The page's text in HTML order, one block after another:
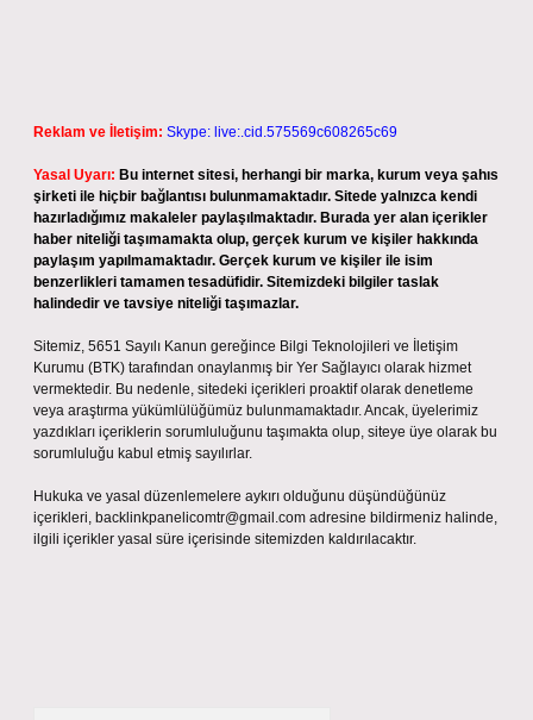
Reklam ve İletişim: Skype: live:.cid.575569c608265c69
Yasal Uyarı: Bu internet sitesi, herhangi bir marka, kurum veya şahıs
şirketi ile hiçbir bağlantısı bulunmamaktadır. Sitede yalnızca kendi
hazırladığımız makaleler paylaşılmaktadır. Burada yer alan içerikler
haber niteliği taşımamakta olup, gerçek kurum ve kişiler hakkında
paylaşım yapılmamaktadır. Gerçek kurum ve kişiler ile isim
benzerlikleri tamamen tesadüfidir. Sitemizdeki bilgiler taslak
halindedir ve tavsiye niteliği taşımazlar.
Sitemiz, 5651 Sayılı Kanun gereğince Bilgi Teknolojileri ve İletişim
Kurumu (BTK) tarafından onaylanmış bir Yer Sağlayıcı olarak hizmet
vermektedir. Bu nedenle, sitedeki içerikleri proaktif olarak denetleme
veya araştırma yükümlülüğümüz bulunmamaktadır. Ancak, üyelerimiz
yazdıkları içeriklerin sorumluluğunu taşımakta olup, siteye üye olarak bu
sorumluluğu kabul etmiş sayılırlar.
Hukuka ve yasal düzenlemelere aykırı olduğunu düşündüğünüz
içerikleri, backlinkpanelicomtr@gmail.com adresine bildirmeniz halinde,
ilgili içerikler yasal süre içerisinde sitemizden kaldırılacaktır.